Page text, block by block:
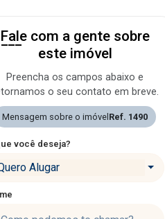
Fale com a gente sobre
este imóvel
Preencha os campos abaixo e
o seu contato em breve.
Mensagem sobre o imóvel Ref. 1490
você deseja?
Alugar